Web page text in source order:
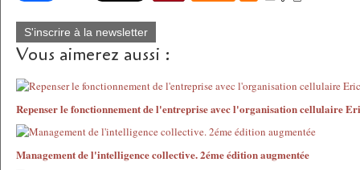
S'inscrire à la newsletter
Vous aimerez aussi :
Repenser le fonctionnement de l'entreprise avec l'organisation cellulaire
Management de l'intelligence collective. 2éme édition augmentée